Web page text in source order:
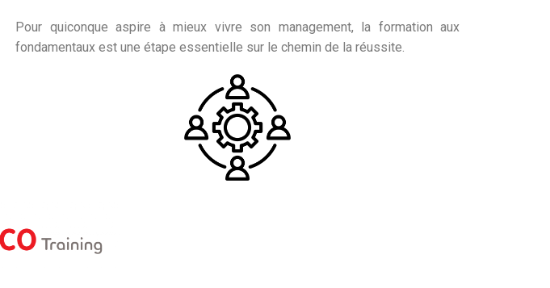
Pour quiconque aspire à mieux vivre son management, la formation aux
fondamentaux est une étape essentielle sur le chemin de la réussite.